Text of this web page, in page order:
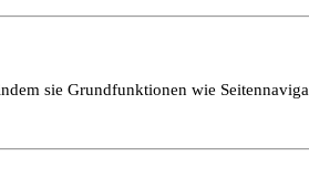
sie Grundfunktionen wie